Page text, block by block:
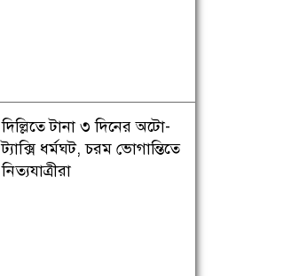
দিল্লিতে টানা ৩ দিনের অটো-
ট্যাক্সি ধর্মঘট, চরম ভোগান্তিতে
নিত্যযাত্রীরা